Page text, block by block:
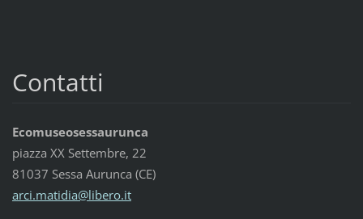
Contatti
Ecomuseosessaurunca
piazza XX Settembre, 22
81037 Sessa Aurunca (CE)
arci.matidia@libero.it